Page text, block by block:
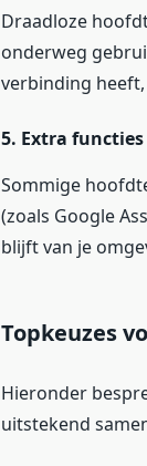
Draadloze
onderweg
verbinding
5. Extra functies
Sommige
(zoals Google
blijft van je
Topkeuzes
Hieronder
uitstekend